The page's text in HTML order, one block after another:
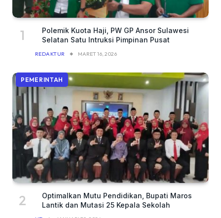
Polemik Kuota Haji, PW GP Ansor Sulawesi
Selatan Satu Intruksi Pimpinan Pusat
REDAKTUR MARET 16, 2026
PEMERINTAH
Optimalkan Mutu Pendidikan, Bupati Maros
Lantik dan Mutasi 25 Kepala Sekolah